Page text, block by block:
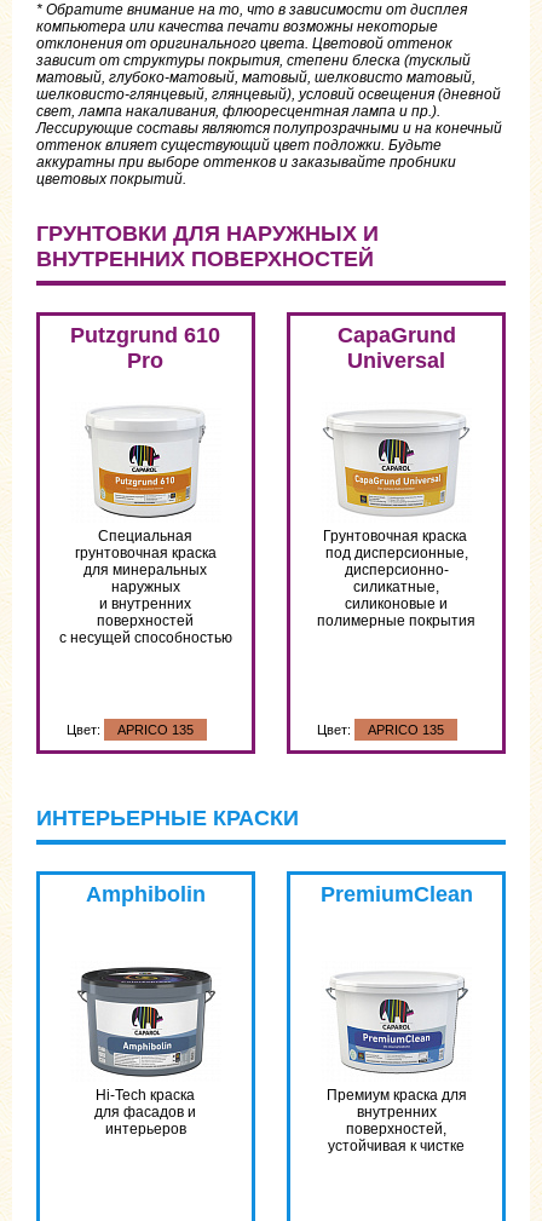
* Обратите внимание на то, что в зависимости от дисплея
компьютера или качества печати возможны некоторые
отклонения от оригинального цвета. Цветовой оттенок
зависит от структуры покрытия, степени блеска (тусклый
матовый, глубоко-матовый, матовый, шелковисто матовый,
шелковисто-глянцевый, глянцевый), условий освещения (дневной
свет, лампа накаливания, флюоресцентная лампа и пр.).
Лессирующие составы являются полупрозрачными и на конечный
оттенок влияет существующий цвет подложки. Будьте
аккуратны при выборе оттенков и заказывайте пробники
цветовых покрытий.
ГРУНТОВКИ ДЛЯ НАРУЖНЫХ И
ВНУТРЕННИХ ПОВЕРХНОСТЕЙ
Putzgrund 610
Pro
Специальная
грунтовочная краска
для минеральных
наружных
и внутренних
поверхностей
с несущей способностью
Цвет: APRICO 135
CapaGrund
Universal
Грунтовочная краска
под дисперсионные,
дисперсионно-
силикатные,
силиконовые и
полимерные покрытия
Цвет: APRICO 135
ИНТЕРЬЕРНЫЕ КРАСКИ
Amphibolin
Hi-Tech краска
для фасадов и
интерьеров
PremiumClean
Премиум краска для
внутренних
поверхностей,
устойчивая к чистке